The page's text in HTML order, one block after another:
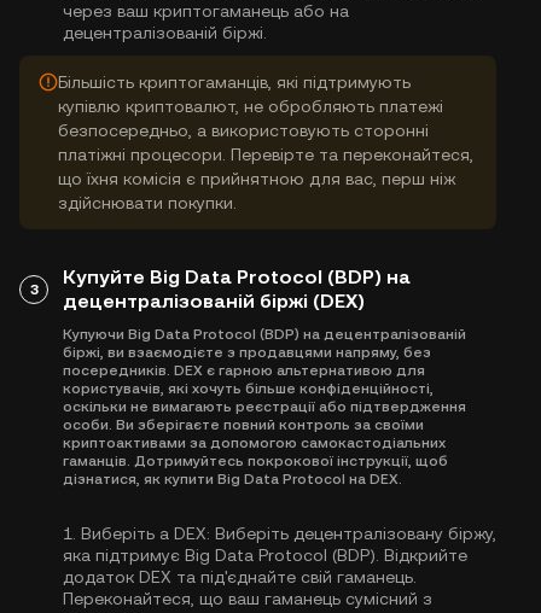
через ваш криптогаманець або на
децентралізованій біржі.
Більшість криптогаманців, які підтримують
купівлю криптовалют, не обробляють платежі
безпосередньо, а використовують сторонні
платіжні процесори. Перевірте та переконайтеся,
що їхня комісія є прийнятною для вас, перш ніж
здійснювати покупки.
3
Купуйте Big Data Protocol (BDP) на
децентралізованій біржі (DEX)
Купуючи Big Data Protocol (BDP) на децентралізованій
біржі, ви взаємодієте з продавцями напряму, без
посередників. DEX є гарною альтернативою для
користувачів, які хочуть більше конфіденційності,
оскільки не вимагають реєстрації або підтвердження
особи. Ви зберігаєте повний контроль за своїми
криптоактивами за допомогою самокастодіальних
гаманців. Дотримуйтесь покрокової інструкції, щоб
дізнатися, як купити Big Data Protocol на DEX.
1. Виберіть a DEX: Виберіть децентралізовану біржу,
яка підтримує Big Data Protocol (BDP). Відкрийте
додаток DEX та під'єднайте свій гаманець.
Переконайтеся, що ваш гаманець сумісний з